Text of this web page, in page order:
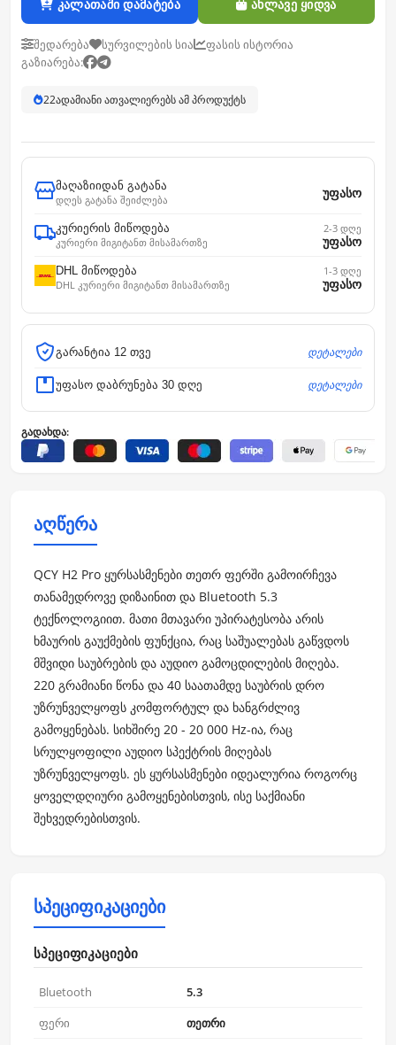
კალათაში დამატება ახლავე ყიდვა
შედარება სურვილების სია
ფასის ისტორია
გაზიარება:
22ადამიანი ათვალიერებს ამ პროდუქტს
მაღაზიიდან გატანა
დღეს გატანა შეიძლება
უფასო
კურიერის მიწოდება
კურიერი მიგიტანთ მისამართზე
2-3 დღე
უფასო
DHL მიწოდება
DHL კურიერი მიგიტანთ მისამართზე
1-3 დღე
უფასო
გარანტია 12 თვე დეტალები
უფასო დაბრუნება 30 დღე დეტალები
გადახდა:
აღწერა
QCY H2 Pro ყურსასმენები თეთრ ფერში გამოირჩევა
თანამედროვე დიზაინით და Bluetooth 5.3
ტექნოლოგიით. მათი მთავარი უპირატესობა არის
ხმაურის გაუქმების ფუნქცია, რაც საშუალებას გაწვდოს
მშვიდი საუბრების და აუდიო გამოცდილების მიღება.
220 გრამიანი წონა და 40 საათამდე საუბრის დრო
უზრუნველყოფს კომფორტულ და ხანგრძლივ
გამოყენებას. სიხშირე 20 - 20 000 Hz-ია, რაც
სრულყოფილი აუდიო სპექტრის მიღებას
უზრუნველყოფს. ეს ყურსასმენები იდეალურია როგორც
ყოველდღიური გამოყენებისთვის, ისე საქმიანი
შეხვედრებისთვის.
სპეციფიკაციები
სპეციფიკაციები
Bluetooth
5.3
ფერი
თეთრი